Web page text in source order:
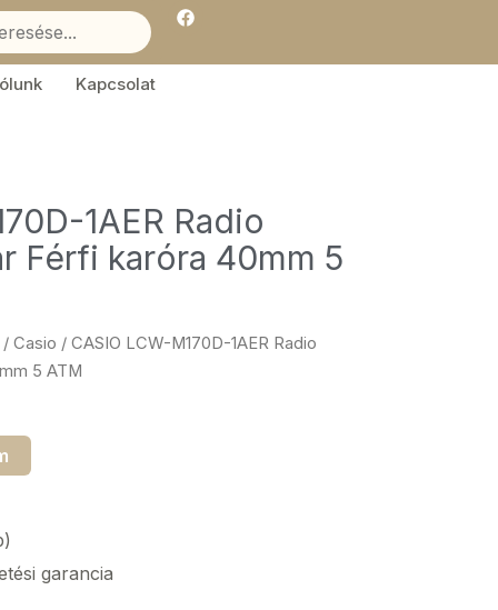
F
a
e
Kapcsolat
1AER Radio
Férfi karóra 40mm 5
/ Casio / CASIO LCW-M170D-1AER Radio
5 ATM
garancia